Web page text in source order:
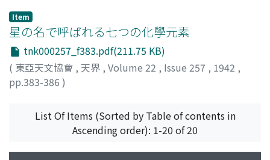
Item
星の名で呼ばれる七つの化學元素
tnk000257_f383.pdf(211.75 KB)
( 東亞天文協會 , 天界 , Volume 22 , Issue 257 , 1942 ,
pp.383-386 )
List Of Items (Sorted by Table of contents in
Ascending order): 1-20 of 20